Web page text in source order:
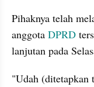
Pihaknya telah
anggota DPRD
lanjutan pada
"Udah (ditetapkan